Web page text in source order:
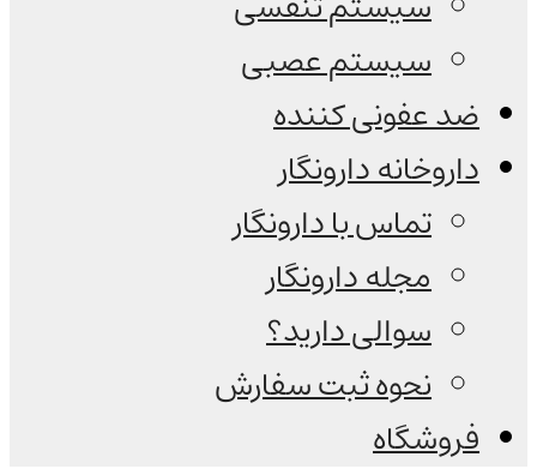
سیستم عصبی
ضد عفونی کننده
داروخانه دارونگار
تماس با دارونگار
مجله دارونگار
سوالی دارید؟
نحوه ثبت سفارش
فروشگاه